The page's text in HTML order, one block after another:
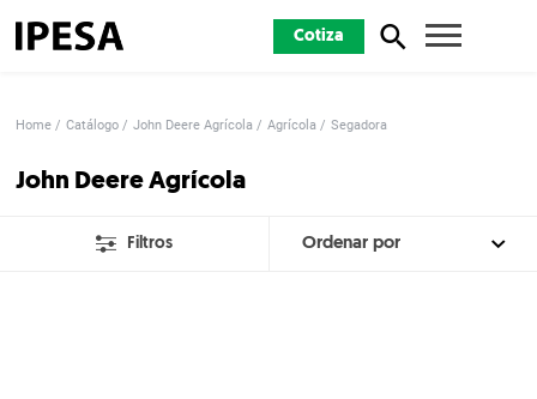
Cotiza
Home Catálogo John Deere Agrícola Agrícola Segadora
John Deere Agrícola
Filtros